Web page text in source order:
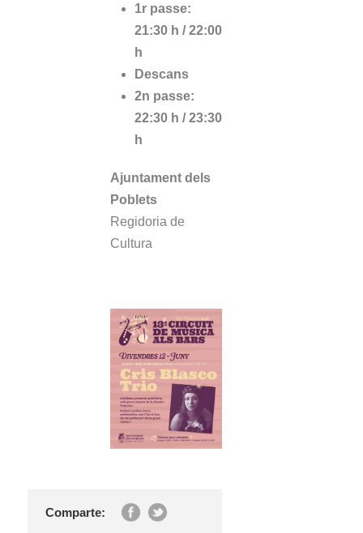
1r passe:
21:30 h / 22:00
h
Descans
2n passe:
22:30 h / 23:30
h
Ajuntament dels
Poblets
Regidoria de
Cultura
Comparte: